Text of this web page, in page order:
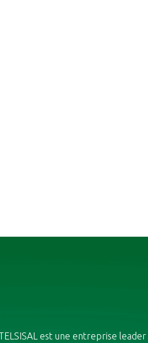
est une entreprise leader